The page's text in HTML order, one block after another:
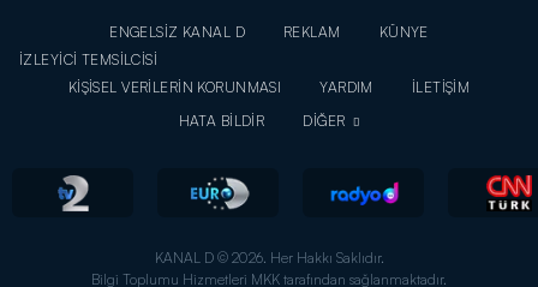
ENGELSİZ KANAL D REKLAM
KÜNYE
İZLEYİCİ TEMSİLCİSİ
KİŞİSEL VERİLERİN KORUNMASI
YARDIM
İLETİŞİM
HATA BİLDİR
DİĞER
KANAL D © 2026. Her Hakkı Saklıdır.
Bilgi Toplumu Hizmetleri MKK tarafından sağlanmaktadır.